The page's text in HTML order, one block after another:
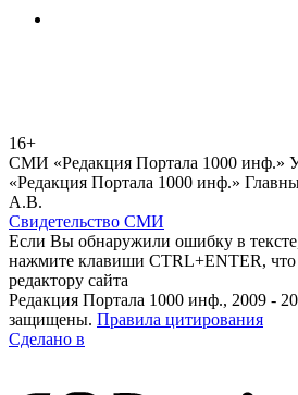
16+
СМИ «Редакция Портала 1000 инф.»
«Редакция Портала 1000 инф.»
А.В.
Свидетельство СМИ
Если Вы обнаружили ошибку в
нажмите клавиши CTRL+ENTER,
редактору сайта
Редакция Портала 1000 инф., 2009 -
защищены. Правила цитирования
Сделано в